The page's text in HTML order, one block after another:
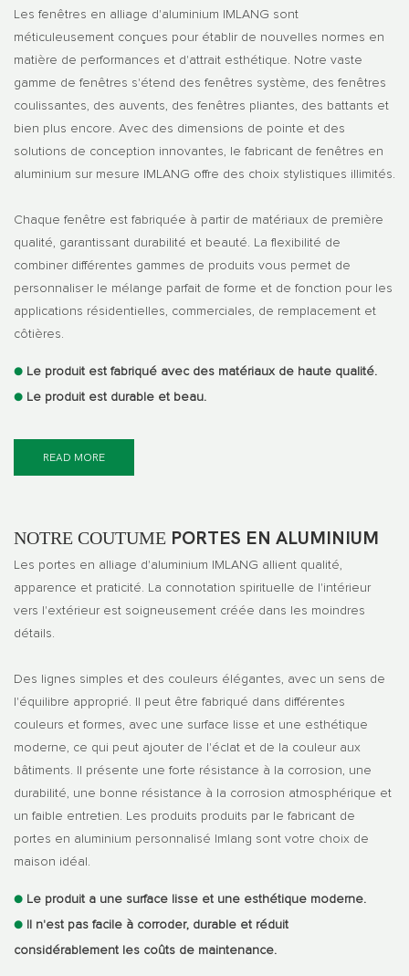
Les fenêtres en alliage d'aluminium IMLANG sont
méticuleusement conçues pour établir de nouvelles normes en
matière de performances et d'attrait esthétique. Notre vaste
gamme de fenêtres s'étend des fenêtres système, des fenêtres
coulissantes, des auvents, des fenêtres pliantes, des battants et
bien plus encore. Avec des dimensions de pointe et des
solutions de conception innovantes, le fabricant de fenêtres en
aluminium sur mesure IMLANG offre des choix stylistiques illimités.
Chaque fenêtre est fabriquée à partir de matériaux de première
qualité, garantissant durabilité et beauté. La flexibilité de
combiner différentes gammes de produits vous permet de
personnaliser le mélange parfait de forme et de fonction pour les
applications résidentielles, commerciales, de remplacement et
côtières.
● Le produit est fabriqué avec des matériaux de haute qualité.
● Le produit est durable et beau.
READ MORE
NOTRE COUTUME PORTES EN ALUMINIUM
Les portes en alliage d'aluminium IMLANG allient qualité,
apparence et praticité. La connotation spirituelle de l'intérieur
vers l'extérieur est soigneusement créée dans les moindres
détails.
Des lignes simples et des couleurs élégantes, avec un sens de
l'équilibre approprié. Il peut être fabriqué dans différentes
couleurs et formes, avec une surface lisse et une esthétique
moderne, ce qui peut ajouter de l'éclat et de la couleur aux
bâtiments. Il présente une forte résistance à la corrosion, une
durabilité, une bonne résistance à la corrosion atmosphérique et
un faible entretien. Les produits produits par le fabricant de
portes en aluminium personnalisé Imlang sont votre choix de
maison idéal.
● Le produit a une surface lisse et une esthétique moderne.
●
Il n'est pas facile à corroder, durable et réduit
considérablement les coûts de maintenance.